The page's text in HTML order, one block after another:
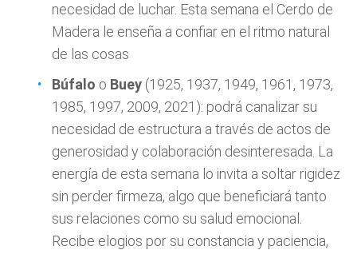
necesidad de luchar. Esta semana el Cerdo de
Madera le enseña a confiar en el ritmo natural
de las cosas
Búfalo o Buey (1925, 1937, 1949, 1961, 1973,
1985, 1997, 2009, 2021): podrá canalizar su
necesidad de estructura a través de actos de
generosidad y colaboración desinteresada. La
energía de esta semana lo invita a soltar rigidez
sin perder firmeza, algo que beneficiará tanto
sus relaciones como su salud emocional.
Recibe elogios por su constancia y paciencia,